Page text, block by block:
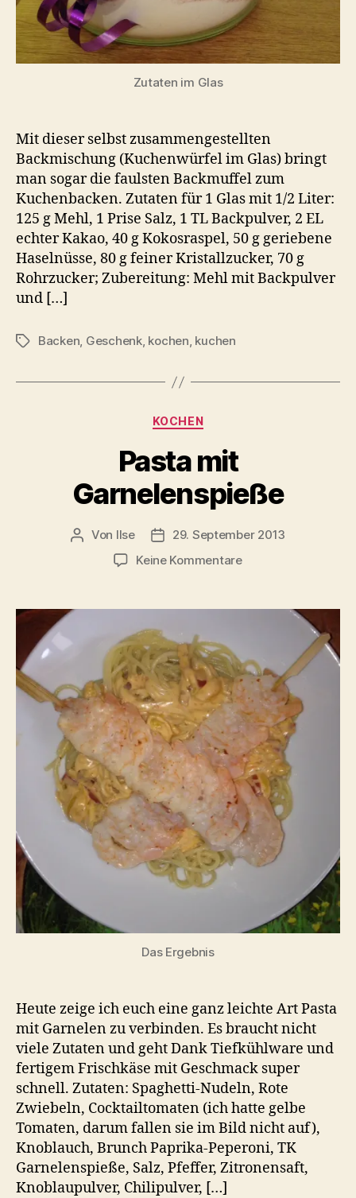
Zutaten im Glas
Mit dieser selbst zusammengestellten
Backmischung (Kuchenwürfel im Glas) bringt
man sogar die faulsten Backmuffel zum
Kuchenbacken. Zutaten für 1 Glas mit 1/2 Liter:
125 g Mehl, 1 Prise Salz, 1 TL Backpulver, 2 EL
echter Kakao, 40 g Kokosraspel, 50 g geriebene
Haselnüsse, 80 g feiner Kristallzucker, 70 g
Rohrzucker; Zubereitung: Mehl mit Backpulver
und […]
Schlagwörter
Backen, Geschenk, kochen, kuchen
Kategorien
KOCHEN
Pasta mit
Garnelenspieße
Beitragsautor
Von Ilse Beitragsdatum
29. September 2013
Keine Kommentarezu
Garnelenspieße
Das Ergebnis
Heute zeige ich euch eine ganz leichte Art Pasta
mit Garnelen zu verbinden. Es braucht nicht
viele Zutaten und geht Dank Tiefkühlware und
fertigem Frischkäse mit Geschmack super
schnell. Zutaten: Spaghetti-Nudeln, Rote
Zwiebeln, Cocktailtomaten (ich hatte gelbe
Tomaten, darum fallen sie im Bild nicht auf),
Knoblauch, Brunch Paprika-Peperoni, TK
Garnelenspieße, Salz, Pfeffer, Zitronensaft,
Knoblaupulver, Chilipulver, […]